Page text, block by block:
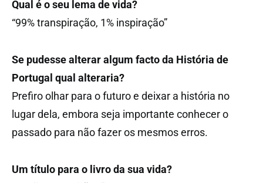
Qual é o seu lema de vida?
“99% transpiração, 1% inspiração”
Se pudesse alterar algum facto da História de
Portugal qual alteraria?
Prefiro olhar para o futuro e deixar a história no
lugar dela, embora seja importante conhecer o
passado para não fazer os mesmos erros.
Um título para o livro da sua vida?